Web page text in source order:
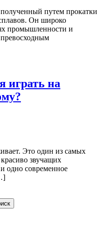
путем прокатки
Он широко
промышленности и
превосходным
играть на
Это один из самых
звучащих
одно современное